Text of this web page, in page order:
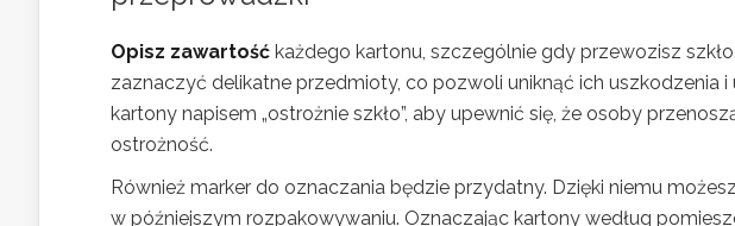
Opisz zawartość każdego kartonu, szczególnie gdy przewozisz
zaznaczyć delikatne przedmioty, co pozwoli uniknąć ich uszkodzenia
kartony napisem „ostrożnie szkło”, aby upewnić się, że osoby
ostrożność.
Również marker do oznaczania będzie przydatny. Dzięki niemu
w późniejszym rozpakowywaniu. Oznaczając kartony według